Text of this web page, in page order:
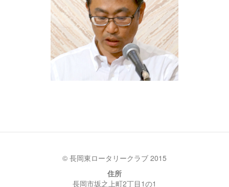
© 長岡東ロータリークラブ 2015
住所
長岡市坂之上町2丁目1の1